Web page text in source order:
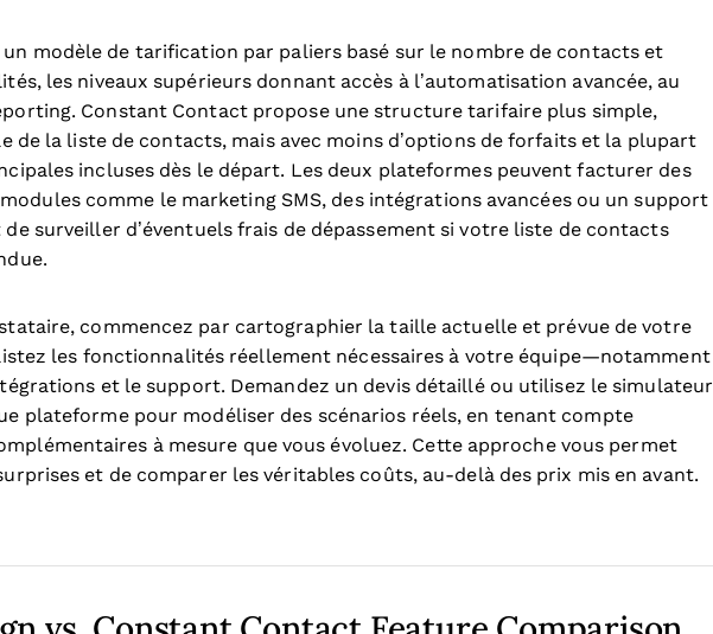
modèle de tarification par paliers basé sur le nombre de contacts et
les niveaux supérieurs donnant accès à l’automatisation avancée, au
Constant Contact propose une structure tarifaire plus simple,
de la liste de contacts, mais avec moins d’options de forfaits et la plupart
incluses dès le départ. Les deux plateformes peuvent facturer des
comme le marketing SMS, des intégrations avancées ou un support
surveiller d’éventuels frais de dépassement si votre liste de contacts
commencez par cartographier la taille actuelle et prévue de votre
les fonctionnalités réellement nécessaires à votre équipe—notamment
et le support. Demandez un devis détaillé ou utilisez le simulateur
plateforme pour modéliser des scénarios réels, en tenant compte
à mesure que vous évoluez. Cette approche vous permet
et de comparer les véritables coûts, au-delà des prix mis en avant.